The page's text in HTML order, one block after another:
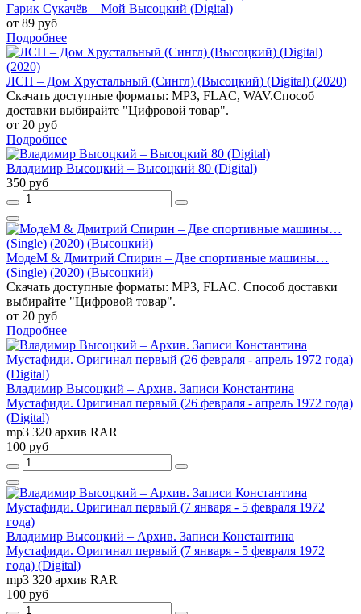
Гарик Сукачёв – Мой Высоцкий (Digital)
от 89 руб
Подробнее
ЛСП – Дом Хрустальный (Сингл) (Высоцкий) (Digital) (2020)
Скачать доступные форматы: MP3, FLAC, WAV.Способ
доставки выбирайте "Цифровой товар".
от 20 руб
Подробнее
Владимир Высоцкий – Высоцкий 80 (Digital)
350 руб
МодеМ & Дмитрий Спирин – Две спортивные машины…
(Single) (2020) (Высоцкий)
Скачать доступные форматы: MP3, FLAC. Способ доставки
выбирайте "Цифровой товар".
от 20 руб
Подробнее
Владимир Высоцкий – Архив. Записи Константина
Мустафиди. Оригинал первый (26 февраля - апрель 1972 года)
(Digital)
mp3 320 архив RAR
100 руб
Владимир Высоцкий – Архив. Записи Константина
Мустафиди. Оригинал первый (7 января - 5 февраля 1972
года) (Digital)
mp3 320 архив RAR
100 руб